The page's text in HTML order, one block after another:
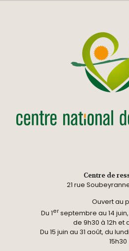
Centre de
21 rue
Ouvert au
Du 1erseptembre au 14
de 9h30 à 12h et
Du 15 juin au 31 août, du
15h30